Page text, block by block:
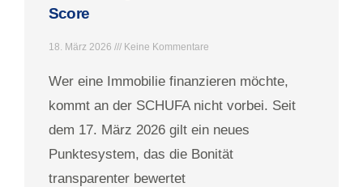
Score
18. März 2026 Keine Kommentare
Wer eine Immobilie finanzieren möchte,
kommt an der SCHUFA nicht vorbei. Seit
dem 17. März 2026 gilt ein neues
Punktesystem, das die Bonität
transparenter bewertet